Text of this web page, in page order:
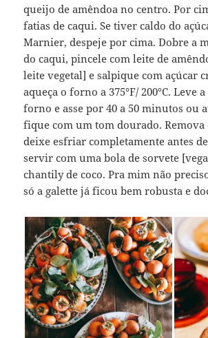
queijo de amêndoa no centro. Por
fatias de caqui. Se tiver caldo do
Marnier, despeje por cima. Dobre a
do caqui, pincele com leite de
leite vegetal] e salpique com açúcar
aqueça o forno a 375°F/ 200°C. Leve
forno e asse por 40 a 50 minutos ou
fique com um tom dourado.
deixe esfriar completamente antes
servir com uma bola de sorvete
chantily de coco. Pra mim não
só a galette já ficou bem robusta e